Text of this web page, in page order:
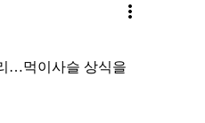
more_vert
…먹이사슬 상식을